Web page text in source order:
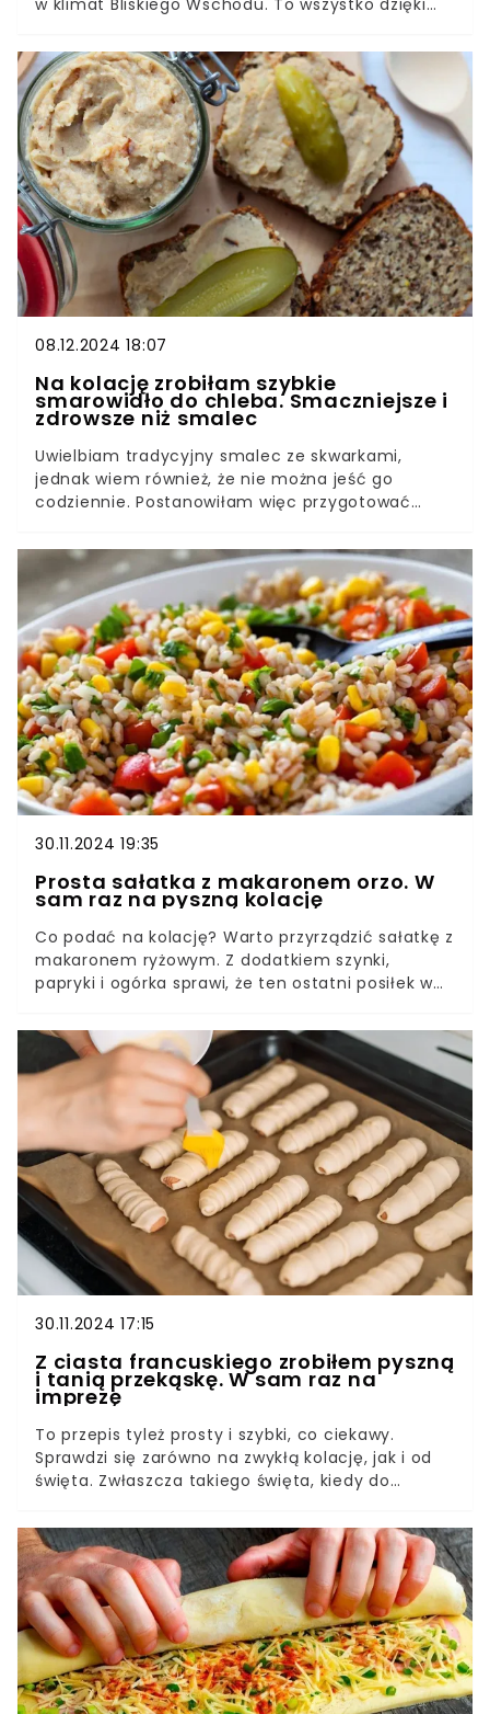
przekazywany z pokolenia na pokolenie.
08.12.2024 18:07
Na kolację zrobiłam szybkie
smarowidło do chleba. Smaczniejsze i
zdrowsze niż smalec
Uwielbiam tradycyjny smalec ze skwarkami,
jednak wiem również, że nie można jeść go
codziennie. Postanowiłam więc przygotować
lepiej, a jest lekkie i zdrowe. Na kolację z chlebem
i ogórkiem kiszonym jest jak znalazł.
30.11.2024 19:35
Prosta sałatka z makaronem orzo. W
sam raz na pyszną kolację
Co podać na kolację? Warto przyrządzić sałatkę z
makaronem ryżowym. Z dodatkiem szynki,
papryki i ogórka sprawi, że ten ostatni posiłek w
30.11.2024 17:15
Z ciasta francuskiego zrobiłem pyszną
i tanią przekąskę. W sam raz na
imprezę
To przepis tyleż prosty i szybki, co ciekawy.
Sprawdzi się zarówno na zwykłą kolację, jak i od
święta. Zwłaszcza takiego święta, kiedy do
przynajmniej więcej, niż się spodziewaliśmy.